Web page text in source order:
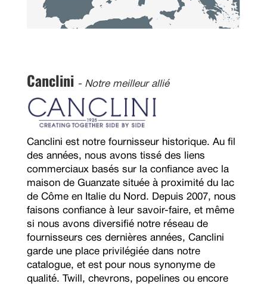
Canclini - Notre meilleur allié
Canclini est notre fournisseur historique. Au fil
des années, nous avons tissé des liens
commerciaux basés sur la confiance avec la
maison de Guanzate située à proximité du lac
de Côme en Italie du Nord. Depuis 2007, nous
faisons confiance à leur savoir-faire, et même
si nous avons diversifié notre réseau de
fournisseurs ces dernières années, Canclini
garde une place privilégiée dans notre
catalogue, et est pour nous synonyme de
qualité. Twill, chevrons, popelines ou encore